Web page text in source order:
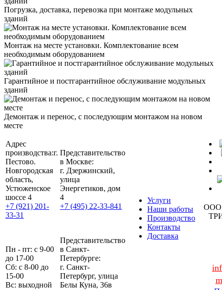
Погрузка, доставка, перевозка при монтаже модульных
зданий
Монтаж на месте установки. Комплектование всем
необходимым оборудованием
Гарантийное и постгарантийное обслуживание модульных
зданий
Демонтаж и перенос, с последующим монтажом на новом
месте
Адрес
производства:г.
Пестово.
Новгородская
область,
Устюженское
шоссе 4
+7 (921) 201-
33-31
Представительство
в Москве:
г. Дзержинский,
улица
Энергетиков, дом
4
+7 (495) 22-33-841
Услуги
Наши работы
Производство
Контакты
Доставка
ООО
Пн - пт: с 9-00
до 17-00
Сб: с 8-00 до
15-00
Вс: выходной
Представительство
в Санкт-
Петербурге:
г. Санкт-
Петербург, улица
Белы Куна, 36в